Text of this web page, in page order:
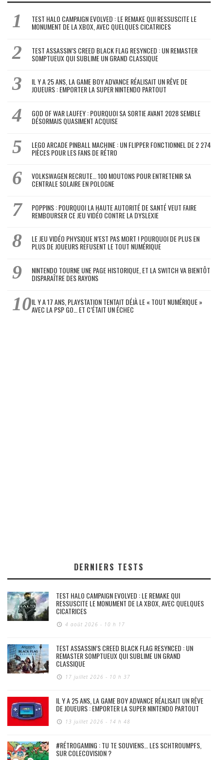
TEST HALO CAMPAIGN EVOLVED : LE REMAKE QUI RESSUSCITE LE
MONUMENT DE LA XBOX, AVEC QUELQUES CICATRICES
TEST ASSASSIN’S CREED BLACK FLAG RESYNCED : UN REMASTER
SOMPTUEUX QUI SUBLIME UN GRAND CLASSIQUE
IL Y A 25 ANS, LA GAME BOY ADVANCE RÉALISAIT UN RÊVE DE
JOUEURS : EMPORTER LA SUPER NINTENDO PARTOUT
GOD OF WAR LAUFEY : POURQUOI SA SORTIE AVANT 2028 SEMBLE
DÉSORMAIS QUASIMENT ACQUISE
LEGO ARCADE PINBALL MACHINE : UN FLIPPER FONCTIONNEL DE 2 274
PIÈCES POUR LES FANS DE RÉTRO
VOLKSWAGEN RECRUTE… 100 MOUTONS POUR ENTRETENIR SA
CENTRALE SOLAIRE EN POLOGNE
POPPINS : POURQUOI LA HAUTE AUTORITÉ DE SANTÉ VEUT FAIRE
REMBOURSER CE JEU VIDÉO CONTRE LA DYSLEXIE
LE JEU VIDÉO PHYSIQUE N’EST PAS MORT ! POURQUOI DE PLUS EN
PLUS DE JOUEURS REFUSENT LE TOUT NUMÉRIQUE
NINTENDO TOURNE UNE PAGE HISTORIQUE, ET LA SWITCH VA BIENTÔT
DISPARAÎTRE DES RAYONS
IL Y A 17 ANS, PLAYSTATION TENTAIT DÉJÀ LE « TOUT NUMÉRIQUE »
AVEC LA PSP GO… ET C’ÉTAIT UN ÉCHEC
DERNIERS TESTS
TEST HALO CAMPAIGN EVOLVED : LE REMAKE QUI
RESSUSCITE LE MONUMENT DE LA XBOX, AVEC QUELQUES
CICATRICES
4 août 2026 - 10 h 17
TEST ASSASSIN’S CREED BLACK FLAG RESYNCED : UN
REMASTER SOMPTUEUX QUI SUBLIME UN GRAND
CLASSIQUE
17 juillet 2026 - 10 h 37
IL Y A 25 ANS, LA GAME BOY ADVANCE RÉALISAIT UN RÊVE
DE JOUEURS : EMPORTER LA SUPER NINTENDO PARTOUT
13 juillet 2026 - 14 h 48
#RÉTROGAMING : TU TE SOUVIENS… LES SCHTROUMPFS,
SUR COLECOVISION ?